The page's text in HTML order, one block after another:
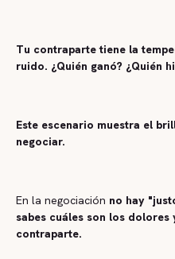
Tu contraparte tiene la
ruido. ¿Quién ganó? ¿Quién
Este escenario muestra el
negociar.
En la negociación no hay
sabes cuáles son los dolores
contraparte.